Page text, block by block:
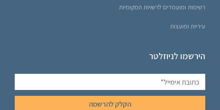
רשימות ומועמדים לרשויות המקומיות
עיריות ומועצות
הירשמו לניוזלטר
הקלק להרשמה